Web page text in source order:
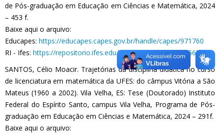
de Pós-graduação em Educação em Ciências e Matemática, 2024
– 453 f.
Baixe aqui o arquivo:
Educapes: https://educapes.capes.gov.br/handle/capes/971760
RI - Ifes: https://repositorio.ifes.edu.br/handle/123456789/5671
SANTOS, Célio Moacir. Trajetórias da disciplina didática no curso
de licenciatura em matemática da UFES: do câmpus Vitória a São
Mateus (1960 a 2002). Vila Velha, ES: Tese (Doutorado) Instituto
Federal do Espírito Santo, campus Vila Velha, Programa de Pós-
graduação em Educação em Ciências e Matemática, 2024 – 291f.
Baixe aqui o arquivo: